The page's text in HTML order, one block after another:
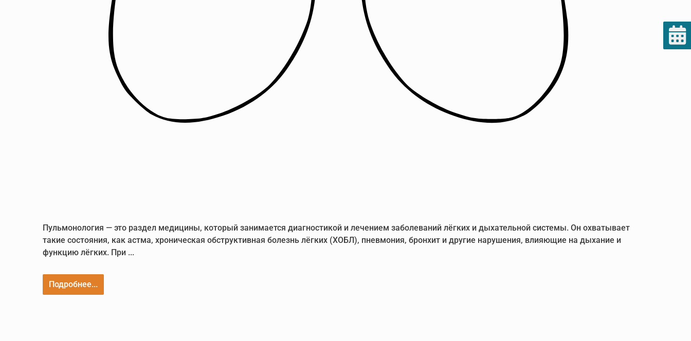
Пульмонология — это раздел медицины, который занимается диагностикой и лечением заболеваний лёгких и дыхательной системы. Он охватывает
такие состояния, как астма, хроническая обструктивная болезнь лёгких (ХОБЛ), пневмония, бронхит и другие нарушения, влияющие на дыхание и
функцию лёгких. При ...
Подробнее...